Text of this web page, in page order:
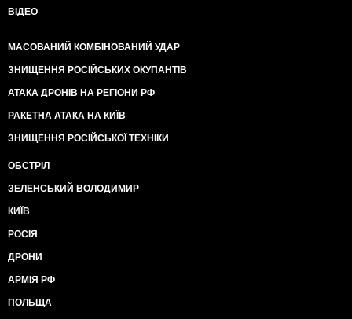
ВІДЕО
МАСОВАНИЙ КОМБІНОВАНИЙ УДАР
ЗНИЩЕННЯ РОСІЙСЬКИХ ОКУПАНТІВ
АТАКА ДРОНІВ НА РЕГІОНИ РФ
РАКЕТНА АТАКА НА КИЇВ
ЗНИЩЕННЯ РОСІЙСЬКОЇ ТЕХНІКИ
ОБСТРІЛ
ЗЕЛЕНСЬКИЙ ВОЛОДИМИР
КИЇВ
РОСІЯ
ДРОНИ
АРМІЯ РФ
ПОЛЬЩА